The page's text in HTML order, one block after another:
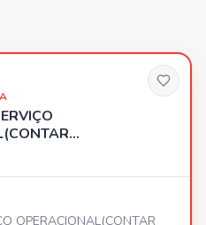
OPERACIONAL(CONTAR